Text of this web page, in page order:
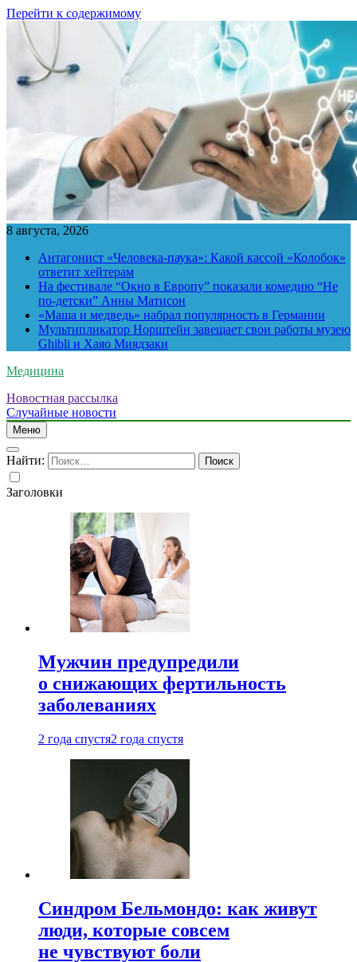
Перейти к содержимому
8 августа, 2026
Антагонист «Человека-паука»: Какой кассой «Колобок»
ответит хейтерам
На фестивале “Окно в Европу” показали комедию “Не
по-детски” Анны Матисон
«Маша и медведь» набрал популярность в Германии
Мультипликатор Норштейн завещает свои работы музею
Ghibli и Хаяо Миядзаки
Медицина
Новостная рассылка
Случайные новости
Меню
Найти:
Заголовки
Мужчин предупредили
о снижающих фертильность
заболеваниях
2 года спустя2 года спустя
Синдром Бельмондо: как живут
люди, которые совсем
не чувствуют боли